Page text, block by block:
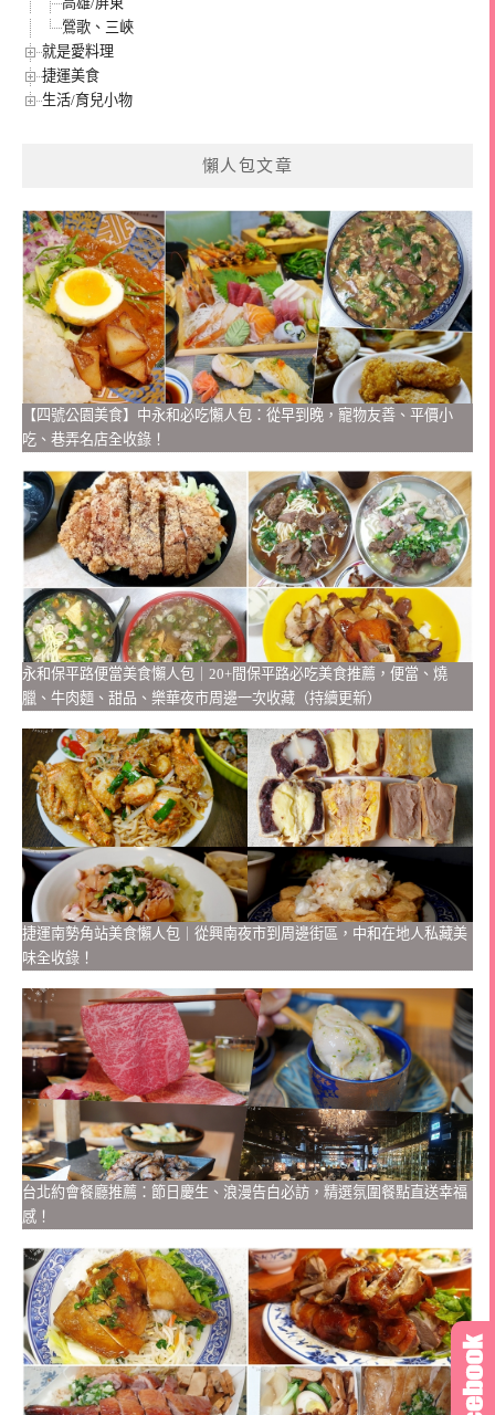
鶯歌、三峽
就是愛料理
捷運美食
生活/育兒小物
懶人包文章
【四號公園美食】中永和必吃懶人包：從早到晚，寵物友善、平價小
吃、巷弄名店全收錄！
永和保平路便當美食懶人包｜20+間保平路必吃美食推薦，便當、燒
臘、牛肉麵、甜品、樂華夜市周邊一次收藏（持續更新）
捷運南勢角站美食懶人包｜從興南夜市到周邊街區，中和在地人私藏美
味全收錄！
台北約會餐廳推薦：節日慶生、浪漫告白必訪，精選氛圍餐點直送幸福
感！